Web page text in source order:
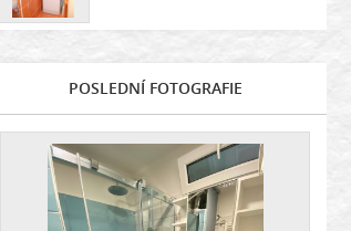
POSLEDNÍ FOTOGRAFIE